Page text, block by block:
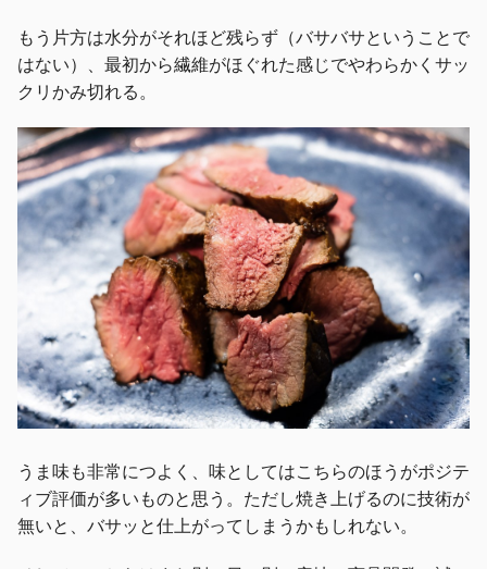
もう片方は水分がそれほど残らず（バサバサということで
はない）、最初から繊維がほぐれた感じでやわらかくサッ
クリかみ切れる。
うま味も非常につよく、味としてはこちらのほうがポジテ
ィブ評価が多いものと思う。ただし焼き上げるのに技術が
無いと、バサッと仕上がってしまうかもしれない。